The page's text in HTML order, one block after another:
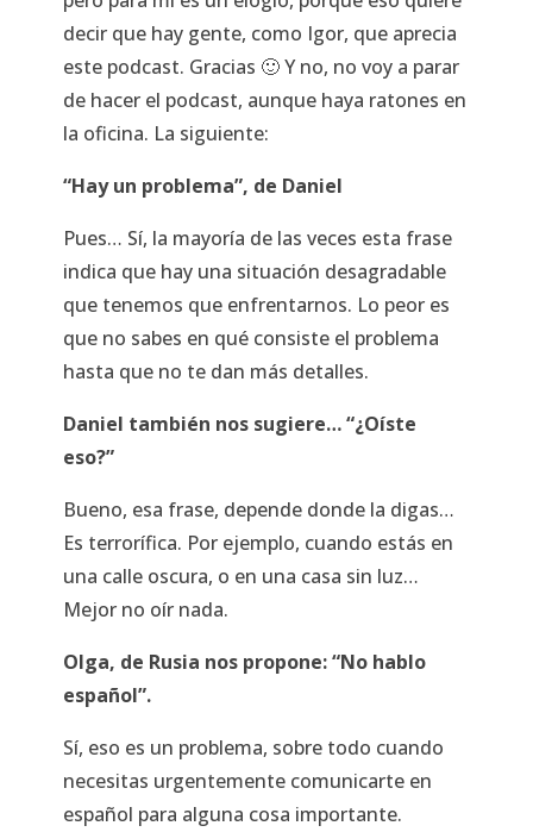
decir que hay gente, como Igor, que aprecia
este podcast. Gracias 🙂 Y no, no voy a parar
de hacer el podcast, aunque haya ratones en
la oficina. La siguiente:
“Hay un problema”, de Daniel
Pues… Sí, la mayoría de las veces esta frase
indica que hay una situación desagradable
que tenemos que enfrentarnos. Lo peor es
que no sabes en qué consiste el problema
hasta que no te dan más detalles.
Daniel también nos sugiere… “¿Oíste
eso?”
Bueno, esa frase, depende donde la digas…
Es terrorífica. Por ejemplo, cuando estás en
una calle oscura, o en una casa sin luz…
Mejor no oír nada.
Olga, de Rusia nos propone: “No hablo
español”.
Sí, eso es un problema, sobre todo cuando
necesitas urgentemente comunicarte en
español para alguna cosa importante.